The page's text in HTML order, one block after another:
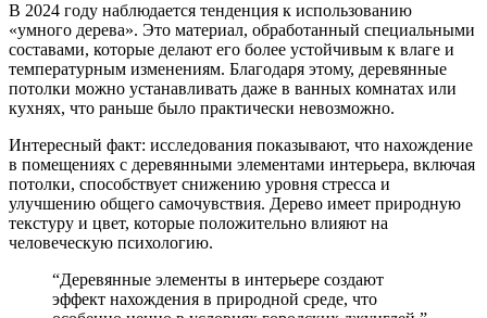
В 2024 году наблюдается тенденция к использованию
«умного дерева». Это материал, обработанный специальными
составами, которые делают его более устойчивым к влаге и
температурным изменениям. Благодаря этому, деревянные
потолки можно устанавливать даже в ванных комнатах или
кухнях, что раньше было практически невозможно.
Интересный факт: исследования показывают, что нахождение
в помещениях с деревянными элементами интерьера, включая
потолки, способствует снижению уровня стресса и
улучшению общего самочувствия. Дерево имеет природную
текстуру и цвет, которые положительно влияют на
человеческую психологию.
“Деревянные элементы в интерьере создают
эффект нахождения в природной среде, что